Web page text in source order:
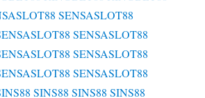
SENSASLOT88
SENSASLOT88
SENSASLOT88
SENSASLOT88
SINS88 SINS88 SINS88